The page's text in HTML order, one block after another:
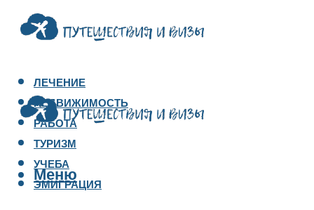
ЛЕЧЕНИЕ
НЕДВИЖИМОСТЬ
РАБОТА
ТУРИЗМ
УЧЕБА
ЭМИГРАЦИЯ
Меню